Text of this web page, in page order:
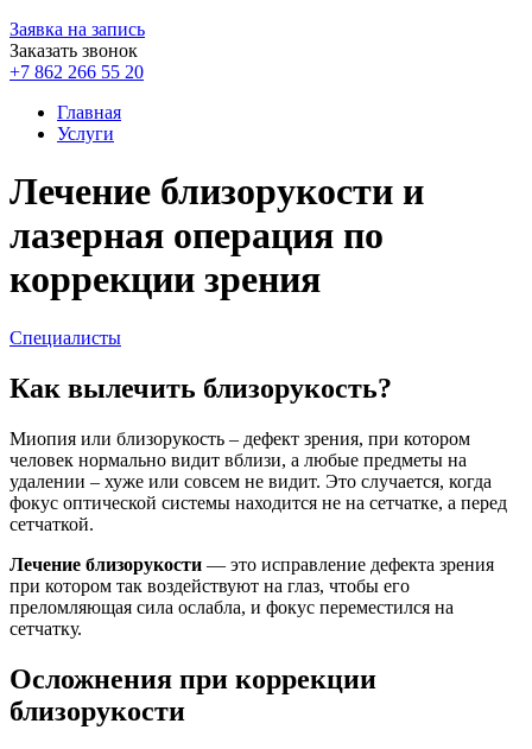
Заявка на запись
Заказать звонок
+7 862 266 55 20
Главная
Услуги
Лечение близорукости и
лазерная операция по
коррекции зрения
Специалисты
Как вылечить близорукость?
Миопия или близорукость – дефект зрения, при котором
человек нормально видит вблизи, а любые предметы на
удалении – хуже или совсем не видит. Это случается, когда
фокус оптической системы находится не на сетчатке, а перед
сетчаткой.
Лечение близорукости — это исправление дефекта зрения
при котором так воздействуют на глаз, чтобы его
преломляющая сила ослабла, и фокус переместился на
сетчатку.
Осложнения при коррекции
близорукости